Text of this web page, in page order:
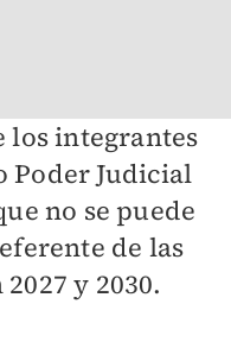
los integrantes
Poder Judicial
no se puede
de las
y 2030.